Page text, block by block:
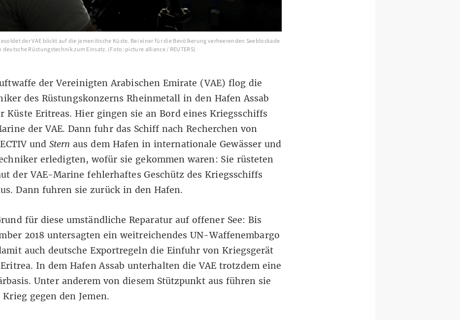
der VAE blickt auf die jemenitische Küste. Bei einer für die Bevölkerung verheerenden Seeblockade
deutsche Rüstungstechnik zum Einsatz. (Foto: picture alliance / REUTERS)
der Vereinigten Arabischen Emirate (VAE) flog die
des Rüstungskonzerns Rheinmetall in den Hafen Assab
Küste Eritreas. Hier gingen sie an Bord eines Kriegsschiffs
der VAE. Dann fuhr das Schiff nach Recherchen von
und Stern aus dem Hafen in internationale Gewässer und
erledigten, wofür sie gekommen waren: Sie rüsteten
der VAE-Marine fehlerhaftes Geschütz des Kriegsschiffs
Dann fuhren sie zurück in den Hafen.
für diese umständliche Reparatur auf offener See: Bis
2018 untersagten ein weitreichendes UN-Waffenembargo
auch deutsche Exportregeln die Einfuhr von Kriegsgerät
In dem Hafen Assab unterhalten die VAE trotzdem eine
Unter anderem von diesem Stützpunkt aus führen sie
gegen den Jemen.